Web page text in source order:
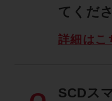
てくださ
詳細はこ
SCDス